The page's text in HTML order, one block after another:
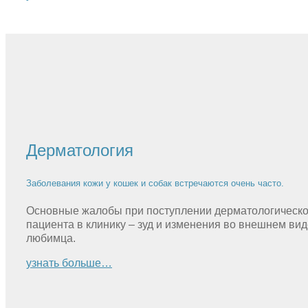
Дерматология
Заболевания кожи у кошек и собак встречаются очень часто.
Основные жалобы при поступлении
пациента в клинику – зуд и изменения во внешнем
любимца.
узнать больше…